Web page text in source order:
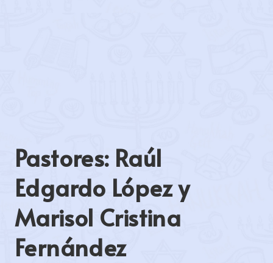
Pastores: Raúl
Edgardo López y
Marisol Cristina
Fernández